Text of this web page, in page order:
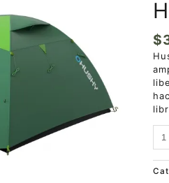
$